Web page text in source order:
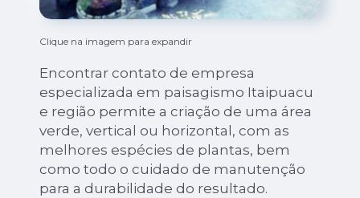
Clique na imagem para expandir
Encontrar contato de empresa
especializada em paisagismo Itaipuacu
e região permite a criação de uma área
verde, vertical ou horizontal, com as
melhores espécies de plantas, bem
como todo o cuidado de manutenção
para a durabilidade do resultado.